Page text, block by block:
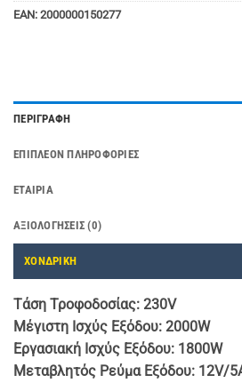
EAN: 2000000150277
ΠΕΡΙΓΡΑΦΉ
ΕΠΙΠΛΈΟΝ ΠΛΗΡΟΦΟΡΊΕΣ
ΕΤΑΙΡΊΑ
ΑΞΙΟΛΟΓΉΣΕΙΣ (0)
ΧΟΝΔΡΙΚΗ
Τάση Τροφοδοσίας: 230V
Μέγιστη Ισχύς Εξόδου: 2000W
Εργασιακή Ισχύς Εξόδου: 1800W
Μεταβλητός Ρεύμα Εξόδου: 12V/